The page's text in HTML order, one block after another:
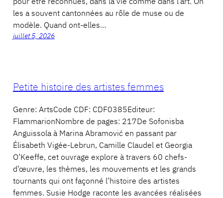
les a souvent cantonnées au rôle de muse ou de
modèle. Quand ont-elles…
juillet 5, 2026
Petite histoire des artistes femmes
Genre: ArtsCode CDF: CDF0385Editeur:
FlammarionNombre de pages: 217De Sofonisba
Anguissola à Marina Abramović en passant par
Élisabeth Vigée-Lebrun, Camille Claudel et Georgia
O’Keeffe, cet ouvrage explore à travers 60 chefs-
d’œuvre, les thèmes, les mouvements et les grands
tournants qui ont façonné l’histoire des artistes
femmes. Susie Hodge raconte les avancées réalisées